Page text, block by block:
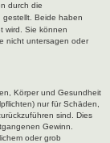
durch die
gestellt. Beide haben
wird. Sie können
nicht untersagen oder
Körper und Gesundheit
nur für Schäden,
sind. Dies
Gewinn.
oder grob